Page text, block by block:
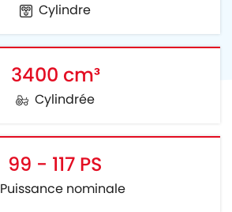
Cylindre
3400 cm³
Cylindrée
99 - 117 PS
Puissance nominale